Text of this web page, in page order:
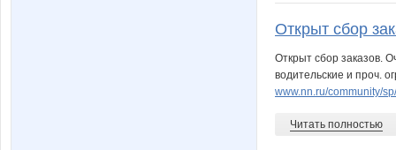
Открыт сбор
Открыт сбор заказов.
водительские и проч.
www.nn.ru/community/
Читать полностью